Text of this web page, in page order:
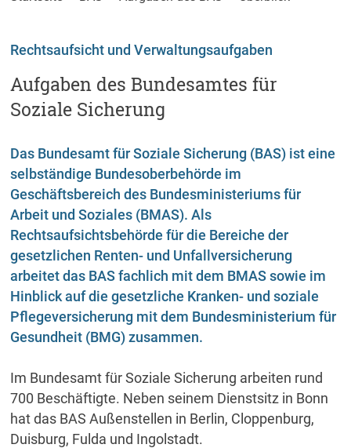
Rechtsaufsicht und Verwaltungsaufgaben
Aufgaben des Bundesamtes für
Soziale Sicherung
Das Bundesamt für Soziale Sicherung (BAS) ist eine
selbständige Bundesoberbehörde im
Geschäftsbereich des Bundesministeriums für
Arbeit und Soziales (BMAS). Als
Rechtsaufsichtsbehörde für die Bereiche der
gesetzlichen Renten- und Unfallversicherung
arbeitet das BAS fachlich mit dem BMAS sowie im
Hinblick auf die gesetzliche Kranken- und soziale
Pflegeversicherung mit dem Bundesministerium für
Gesundheit (BMG) zusammen.
Im Bundesamt für Soziale Sicherung arbeiten rund
700 Beschäftigte. Neben seinem Dienstsitz in Bonn
hat das BAS Außenstellen in Berlin, Cloppenburg,
Duisburg, Fulda und Ingolstadt.